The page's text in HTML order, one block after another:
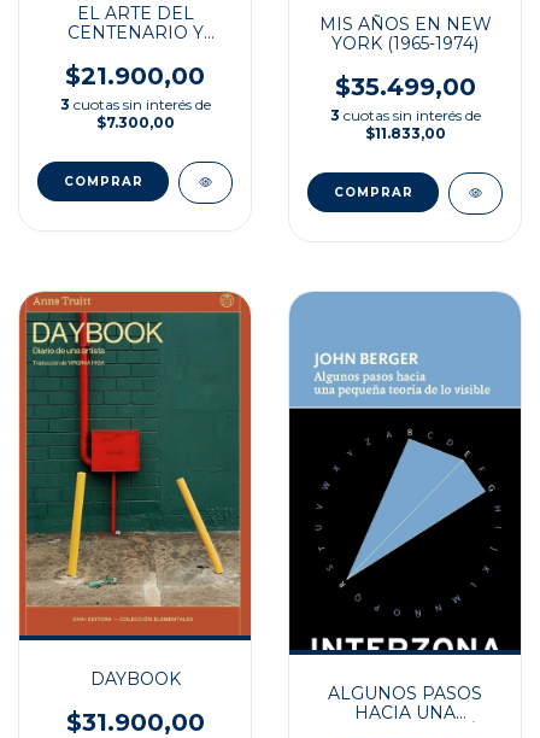
EL ARTE DEL
CENTENARIO Y
$21.900,00
3 cuotas sin interés de
$7.300,00
MIS AÑOS EN NEW
YORK (1965-1974)
$35.499,00
3 cuotas sin interés de
$11.833,00
DAYBOOK
$31.900,00
ALGUNOS PASOS
HACIA UNA